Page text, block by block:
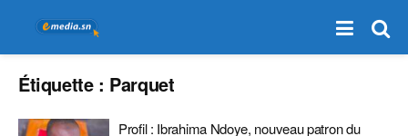
Étiquette : Parquet
Profil : Ibrahima Ndoye, nouveau patron du